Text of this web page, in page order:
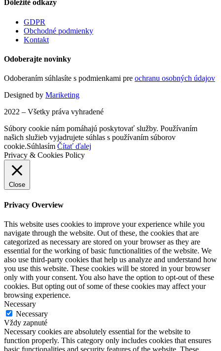
Dôležité odkazy
GDPR
Obchodné podmienky
Kontakt
Odoberajte novinky
Odoberaním súhlasíte s podmienkami pre ochranu osobných údajov
Designed by Mariketing
2022 – Všetky práva vyhradené
Súbory cookie nám pomáhajú poskytovať služby. Používaním
našich služieb vyjadrujete súhlas s používaním súborov
cookie.Súhlasím Čítať ďalej
Privacy & Cookies Policy
Close
Privacy Overview
This website uses cookies to improve your experience while you
navigate through the website. Out of these, the cookies that are
categorized as necessary are stored on your browser as they are
essential for the working of basic functionalities of the website. We
also use third-party cookies that help us analyze and understand how
you use this website. These cookies will be stored in your browser
only with your consent. You also have the option to opt-out of these
cookies. But opting out of some of these cookies may affect your
browsing experience.
Necessary
Necessary
Vždy zapnuté
Necessary cookies are absolutely essential for the website to
function properly. This category only includes cookies that ensures
basic functionalities and security features of the website. These